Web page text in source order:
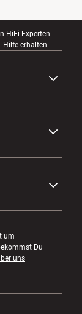
HiFi-Experten
Hilfe erhalten
um
Du
uns